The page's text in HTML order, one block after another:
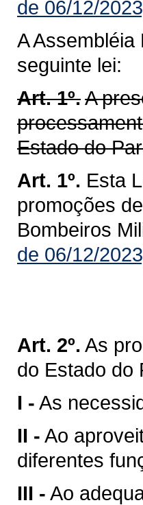
de 06/12/
A
seguinte lei:
Art. 1º.A
Estado do
Art. 1º. Esta
promoções
Bombeiros
de 06/12/
Art. 2º. As
do Estado do
I - As
II - Ao
diferentes
III - Ao